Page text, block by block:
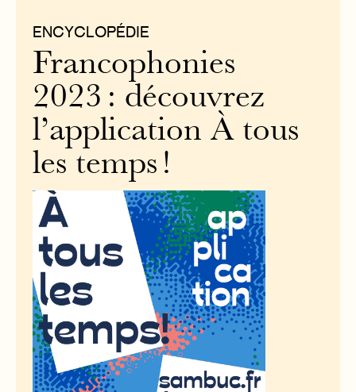
ENCYCLOPÉDIE
Francophonies
2023 : découvrez
l’application À tous
les temps !